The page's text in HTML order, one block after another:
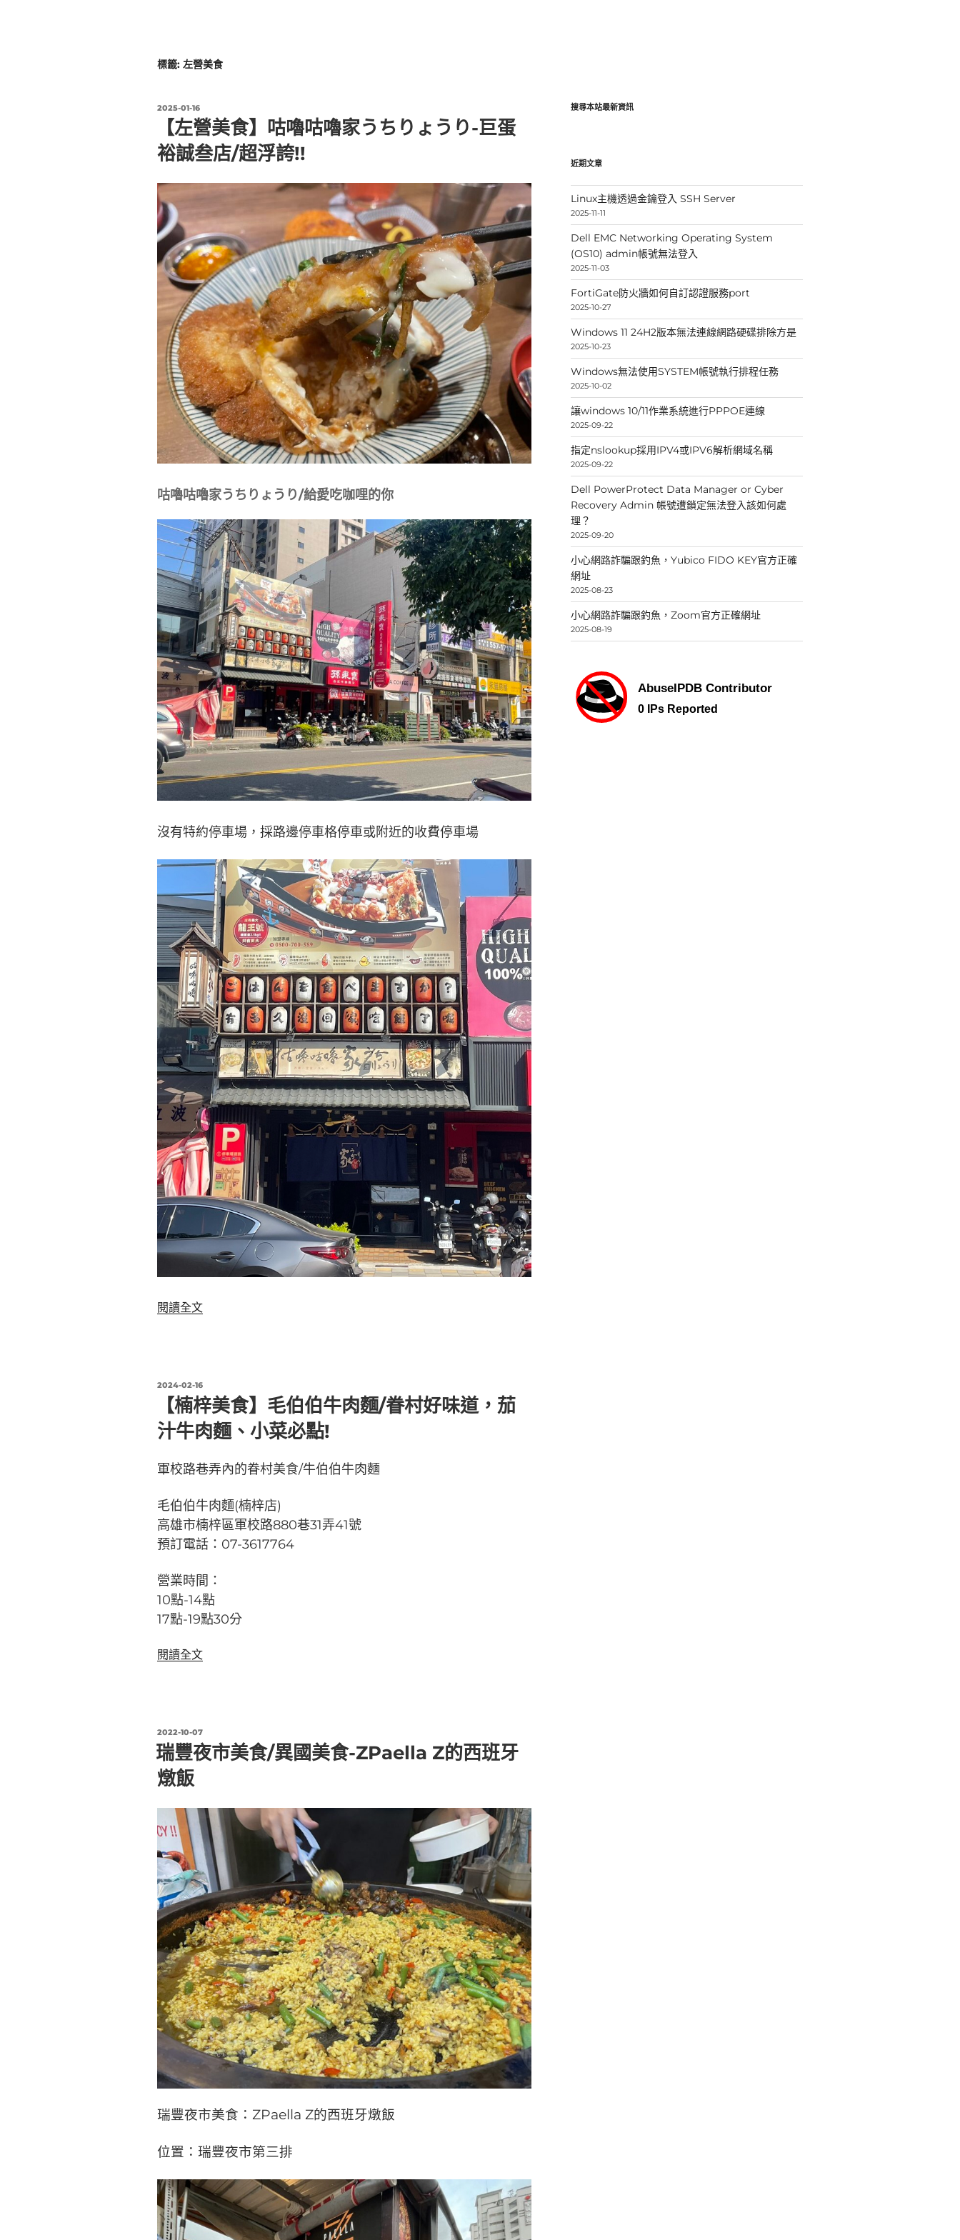
標籤: 左營美食
發
2025-01-16
【左營美食】咕嚕咕嚕家うちりょうり-巨蛋
裕誠叁店/超浮誇!!
咕嚕咕嚕家うちりょうり/給愛吃咖哩的你
沒有特約停車場，採路邊停車格停車或附近的收費停車場
閱讀全文〈【左
嚕
咕
嚕
う
ち
り
ょ
う
り-
蛋
裕
誠
店/
發
2024-02-16
【楠梓美食】毛伯伯牛肉麵/眷村好味道，茄
汁牛肉麵、小菜必點!
軍校路巷弄內的眷村美食/牛伯伯牛肉麵
毛伯伯牛肉麵(楠梓店)
高雄市楠梓區軍校路880巷31弄41號
預訂電話：07-3617764
營業時間：
10點-14點
17點-19點30分
閱讀全文〈【楠
伯
伯
麵/
眷
村
好
味
道，
茄
汁
牛
肉
麵、
小
菜
必
點!〉
發
佈
於
2022-10-07
瑞豐夜市美食/異國美食-ZPaella Z的西班牙
燉飯
瑞豐夜市美食：ZPaella Z的西班牙燉飯
位置：瑞豐夜市第三排
搜尋本站最新資訊
近期文章
Linux主機透過金鑰登入 SSH Server
2025-11-11
Dell EMC Networking Operating System
(OS10) admin帳號無法登入
2025-11-03
FortiGate防火牆如何自訂認證服務port
2025-10-27
Windows 11 24H2版本無法連線網路硬碟排除方是
2025-10-23
Windows無法使用SYSTEM帳號執行排程任務
2025-10-02
讓windows 10/11作業系統進行PPPOE連線
2025-09-22
指定nslookup採用IPV4或IPV6解析網域名稱
2025-09-22
Dell PowerProtect Data Manager or Cyber
Recovery Admin 帳號遭鎖定無法登入該如何處
理？
2025-09-20
小心網路詐騙跟釣魚，Yubico FIDO KEY官方正確
網址
2025-08-23
小心網路詐騙跟釣魚，Zoom官方正確網址
2025-08-19